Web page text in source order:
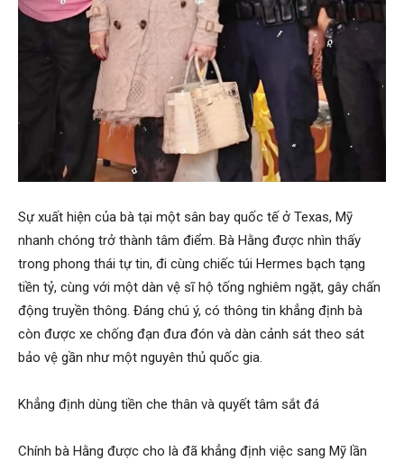
Sự xuất hiện của bà tại một sân bay quốc tế ở Texas, Mỹ
nhanh chóng trở thành tâm điểm. Bà Hằng được nhìn thấy
trong phong thái tự tin, đi cùng chiếc túi Hermes bạch tạng
tiền tỷ, cùng với một dàn vệ sĩ hộ tống nghiêm ngặt, gây chấn
động truyền thông. Đáng chú ý, có thông tin khẳng định bà
còn được xe chống đạn đưa đón và dàn cảnh sát theo sát
bảo vệ gần như một nguyên thủ quốc gia.
Khẳng định dùng tiền che thân và quyết tâm sắt đá
Chính bà Hằng được cho là đã khẳng định việc sang Mỹ lần